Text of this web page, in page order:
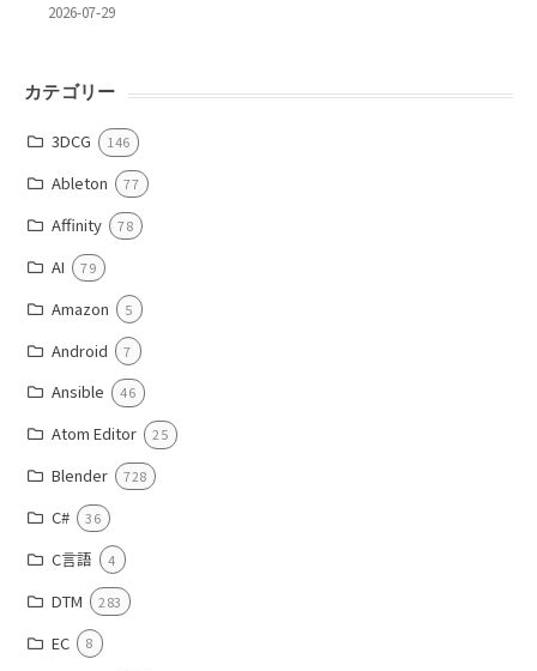
2026-07-29
カテゴリー
3DCG 146
Ableton 77
Affinity 78
AI 79
Amazon 5
Android 7
Ansible 46
Atom Editor 25
Blender 728
C# 36
C言語 4
DTM 283
EC 8